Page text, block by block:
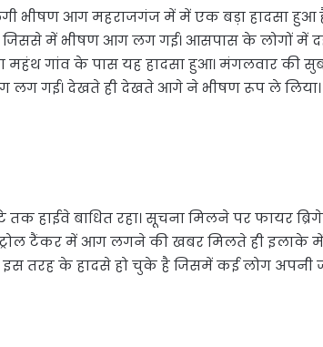
भीषण आग महराजगंज में में एक बड़ा हादसा हुआ
में भीषण आग लग गई। आसपास के लोगों में
महंथ गांव के पास यह हादसा हुआ। मंगलवार की
लग गई। देखते ही देखते आगे ने भीषण रूप ले लिया।
हाईवे बाधित रहा। सूचना मिलने पर फायर
टैंकर में आग लगने की खबर मिलते ही इलाके
इस तरह के हादसे हो चुके है जिसमें कई लोग अपनी